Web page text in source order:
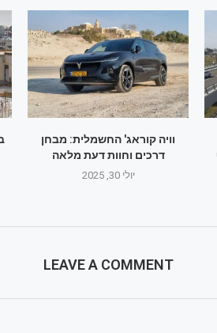
וויה קוראג' החשמלית: מבחן
דרכים וחוות דעת מלאה
יולי 30, 2025
LEAVE A COMMENT